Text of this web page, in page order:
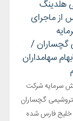
هلدینگ
از ماجرای
گچساران /
سهامداران
سرمایه شرکت
گچساران
خلیج فارس شده